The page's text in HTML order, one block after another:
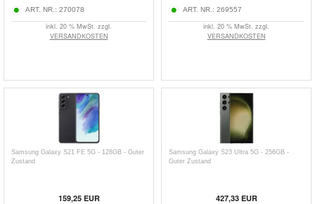
ART. NR.: 270078
inkl. 20 % MwSt. zzgl.
VERSANDKOSTEN
ART. NR.: 269557
inkl. 20 % MwSt. zzgl.
VERSANDKOSTEN
Samsung Galaxy S21 FE 5G - 128GB - Guter
Zustand
159,25EUR
Samsung Galaxy S23 Ultra 5G - 256GB -
Guter Zustand
427,33EUR